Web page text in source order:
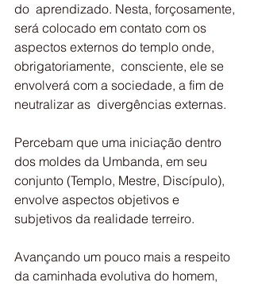
do  aprendizado. Nesta, forçosamente,
será colocado em contato com os
aspectos externos do templo onde,
obrigatoriamente,  consciente, ele se
envolverá com a sociedade, a fim de
neutralizar as  divergências externas.
Percebam que uma iniciação dentro
dos moldes da Umbanda, em seu
conjunto (Templo, Mestre, Discípulo),
envolve aspectos objetivos e
subjetivos da realidade terreiro.
Avançando um pouco mais a respeito
da caminhada evolutiva do homem,